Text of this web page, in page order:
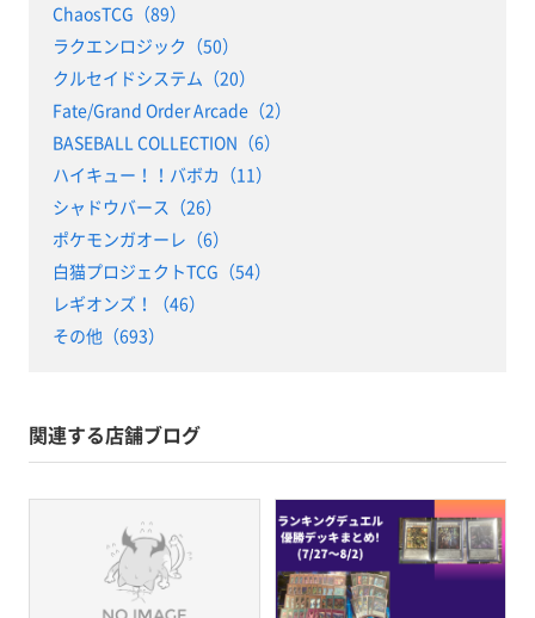
ChaosTCG（89）
ラクエンロジック（50）
クルセイドシステム（20）
Fate/Grand Order Arcade（2）
BASEBALL COLLECTION（6）
ハイキュー！！バボカ（11）
シャドウバース（26）
ポケモンガオーレ（6）
白猫プロジェクトTCG（54）
レギオンズ！（46）
その他（693）
関連する店舗ブログ